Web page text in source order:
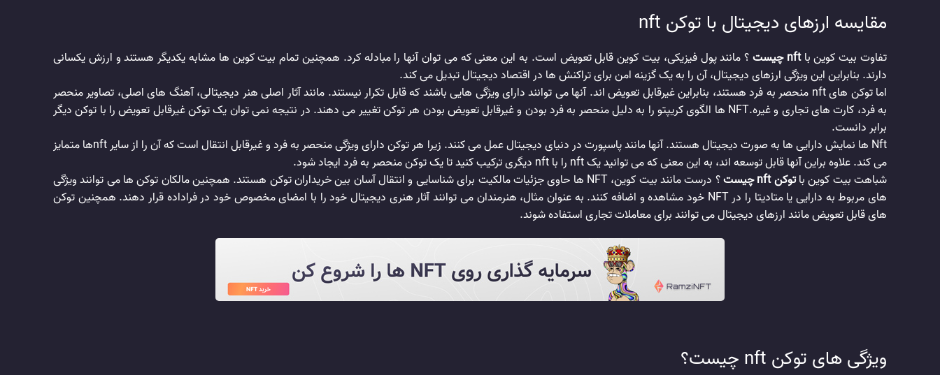
مقایسه ارزهای دیجیتال با توکن nft
تفاوت بیت کوین باnft چیست
؟ مانند پول فیزیکی، بیت کوین قابل تعویض است. به این معنی که می توان آنها را مبادله کرد. همچنین تمام بیت کوین ها مشابه یکدیگر هستند و ارزش یکسانی
دارند. بنابراین این ویژگی ارزهای دیجیتال، آن را به یک گزینه امن برای تراکنش ها در اقتصاد دیجیتال تبدیل می کند.
اما توکن های nft منحصر به فرد هستند، بنابراین غیرقابل تعویض اند. آنها می توانند دارای ویژگی هایی باشند که قابل تکرار نیستند. مانند آثار اصلی هنر دیجیتالی، آهنگ های اصلی، تصاویر منحصر
به فرد، کارت های تجاری و غیره.NFT ها الگوی کریپتو را به دلیل منحصر به فرد بودن و غیرقابل تعویض بودن هر توکن تغییر می دهند. در نتیجه نمی توان یک توکن غیرقابل تعویض را با توکن دیگر
برابر دانست.
Nft ها نمایش دارایی ها به صورت دیجیتال هستند. آنها مانند پاسپورت در دنیای دیجیتال عمل می کنند. زیرا هر توکن دارای ویژگی منحصر به فرد و غیرقابل انتقال است که آن را از سایر nftها متمایز
می کند. علاوه براین آنها قابل توسعه اند، به این معنی که می توانید یک nft را با nft دیگری ترکیب کنید تا یک توکن منحصر به فرد ایجاد شود.
شباهت بیت کوین باتوکن nft چیست
؟ درست مانند بیت کوین، NFT ها حاوی جزئیات مالکیت برای شناسایی و انتقال آسان بین خریداران توکن هستند. همچنین مالکان توکن ها می توانند ویژگی
های مربوط به دارایی یا متادیتا را در NFT خود مشاهده و اضافه کنند. به عنوان مثال، هنرمندان می توانند آثار هنری دیجیتال خود را با امضای مخصوص خود در فراداده قرار دهند. همچنین توکن
‌های قابل تعویض مانند ارزهای دیجیتال می ‌توانند برای معاملات تجاری استفاده شوند.
ویژگی های توکن nft چیست؟